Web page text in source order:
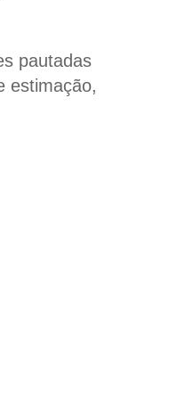
pautadas
estimação,